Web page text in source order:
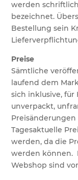
werden
bezeichnet.
Bestellung sein
Preise
Sämtliche
laufend dem
sich inklusive, für
unverpackt,
Tagesaktuelle
werden, da die
werden können.
Webshop sind